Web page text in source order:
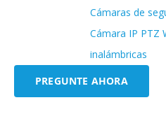
Cámaras de
Cámara IP PTZ
inalámbricas
PREGUNTE AHORA